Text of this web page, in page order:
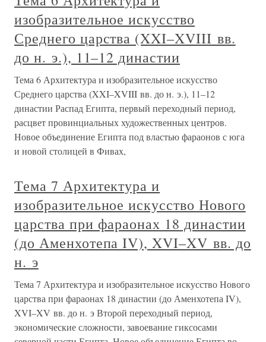
изобразительное искусство
Среднего царства (XXI–XVIII вв.
до н. э.), 11–12 династии
Тема 6 Архитектура и изобразительное искусство
Среднего царства (XXI–XVIII вв. до н. э.), 11–12
династии Распад Египта, первый переходный период,
расцвет провинциальных художественных центров.
Новое объединение Египта под властью фараонов с юга
и новой столицей в Фивах,
Тема 7 Архитектура и
изобразительное искусство Нового
царства при фараонах 18 династии
(до Аменхотепа IV), XVI–XV вв. до
н. э
Тема 7 Архитектура и изобразительное искусство Нового
царства при фараонах 18 династии (до Аменхотепа IV),
XVI–XV вв. до н. э Второй переходный период,
экономические сложности, завоевание гиксосами